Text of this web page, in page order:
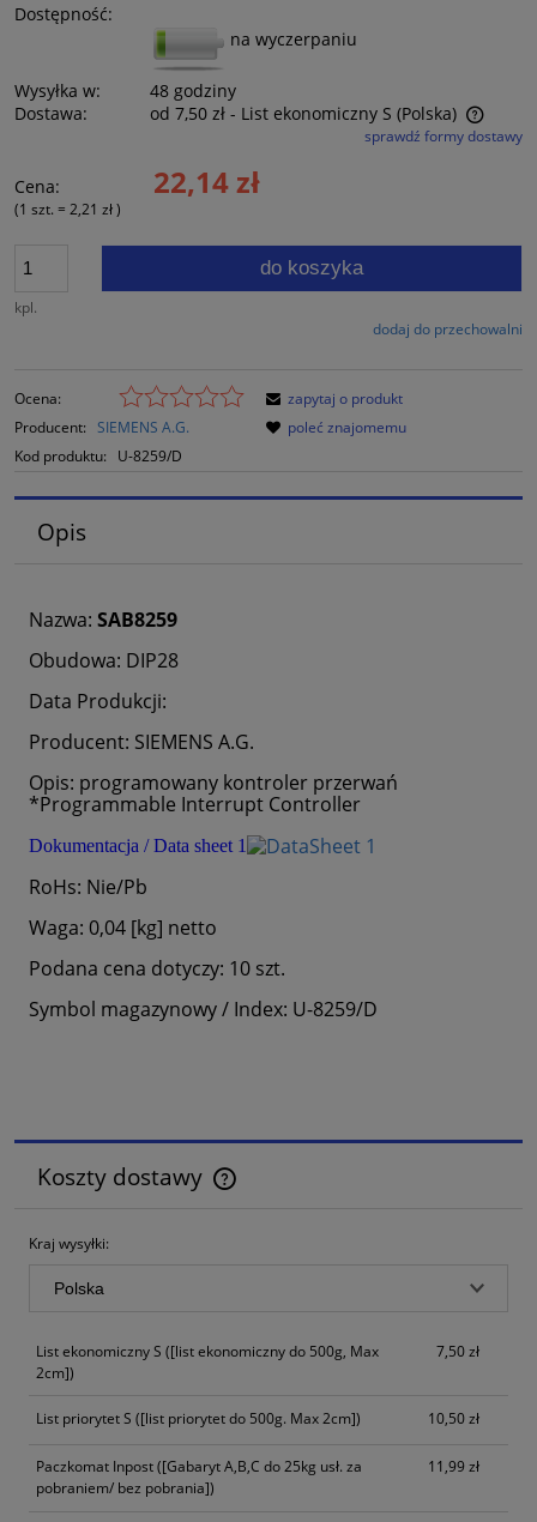
Dostępność:
na wyczerpaniu
Wysyłka w:
48 godziny
Dostawa:
od 7,50 zł - List ekonomiczny S (Polska)
Cena nie zawiera ewentualnych kosztów płatnościsprawdź formy dostawy
Cena: 22,14 zł
(1 szt. = 2,21 zł)
kpl.
do koszyka
dodaj do przechowalni
Ocena:
Producent: SIEMENS A.G.
Kod produktu:
U-8259/D
zapytaj o produkt
poleć znajomemu
Opis
Nazwa: SAB8259
Obudowa: DIP28
Data Produkcji:
Producent: SIEMENS A.G.
Opis: programowany kontroler przerwań
*Programmable Interrupt Controller
Dokumentacja / Data sheet 1
RoHs: Nie/Pb
Waga: 0,04 [kg] netto
Podana cena dotyczy: 10 szt.
Symbol magazynowy / Index: U-8259/D
Koszty dostawy
Cena nie zawiera ewentualnych kosztów płatności
Kraj wysyłki:
List ekonomiczny S ([list ekonomiczny do 500g, Max
2cm])
7,50 zł
List priorytet S ([list priorytet do 500g. Max 2cm]) 10,50 zł
Paczkomat Inpost([Gabaryt A,B,C do 25kg usł. za
pobraniem/ bez pobrania])
11,99 zł